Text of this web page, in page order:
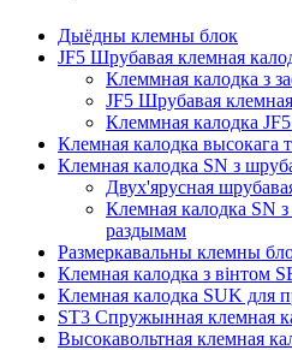
Дыёдны клемны блок
JF5 Шрубавая клемная
Клеммная калодка з
JF5 Шрубавая
Клеммная калодка JF5
Клемная калодка высокага
Клемная калодка SN з
Двух'ярусная
Клемная калодка SN
раздымам
Размеркавальны клемны
Клемная калодка з вінтом
Клемная калодка SUK для
ST3 Спружынная клемная
Высокавольтная клемная